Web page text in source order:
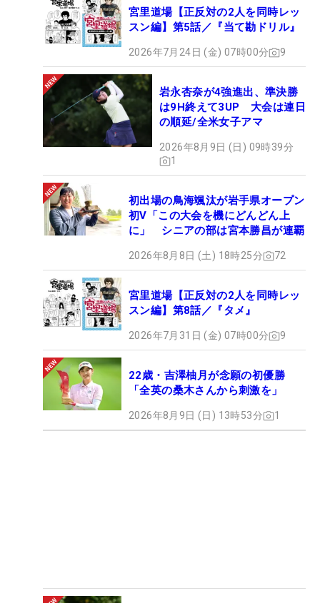
宮里道場【正反対の2人を同時レッ
スン編】第5話／『当て勘ドリル』
2026年7月24日 (金) 07時00分 9
岩永杏奈が4強進出、準決勝
は9H終えて3UP 大会は連日
の順延/全米女子アマ
2026年8月9日 (日) 09時39分
1
初出場の鳥海颯汰が岩手県オープン
初V「この大会を機にどんどん上
に」 シニアの部は宮本勝昌が連覇
2026年8月8日 (土) 18時25分 72
宮里道場【正反対の2人を同時レッ
スン編】第8話／『タメ』
2026年7月31日 (金) 07時00分 9
22歳・吉澤柚月が念願の初優勝
「全英の桑木さんから刺激を」
2026年8月9日 (日) 13時53分 1